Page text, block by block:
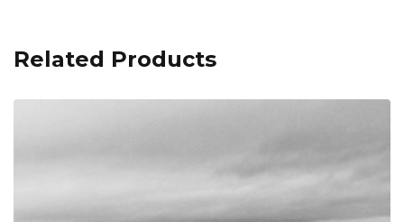
Related Products